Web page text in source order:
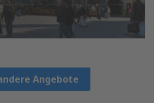
Angebote